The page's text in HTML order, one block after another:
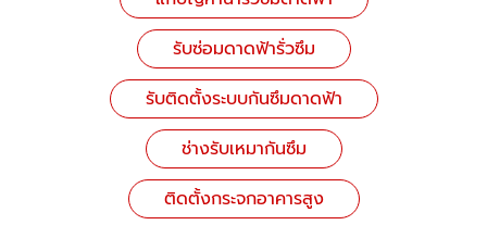
รับซ่อมดาดฟ้ารั่วซึม
รับติดตั้งระบบกันซึมดาดฟ้า
ช่างรับเหมากันซึม
ติดตั้งกระจกอาคารสูง